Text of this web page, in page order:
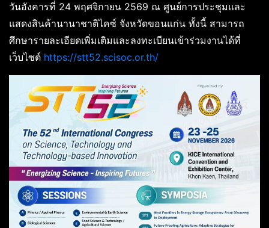
วันอังคารที่ 24 พฤศจิกายน 2569 ณ ศูนย์การประชุมและ
แสดงสินค้านานาชาติไคซ์ จังหวัดขอนแก่น ทั้งนี้ สามารถ
ศึกษารายละเอียดเพิ่มเติมและลงทะเบียนเข้าร่วมงานได้ที่
เว็บไซต์ https://stt52.scisoc.or.th/